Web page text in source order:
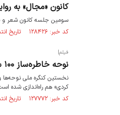
کانون «مجال» به
سومین جلسه کانون شعر و
کد خبر: ۱۲۸۴۲۶ تاریخ انتشار : ۱۴۰۲/۰۹/۱۵
فیلم|
نوحه خاطره‌ساز ۱۰۰ سال اخیر را انتخاب کنید
نخستین کنگره ملی نوحه‌ها
کردی» هم راه‌اندازی شده
کد خبر: ۱۲۷۷۷۲ تاریخ انتشار : ۱۴۰۲/۰۶/۲۷